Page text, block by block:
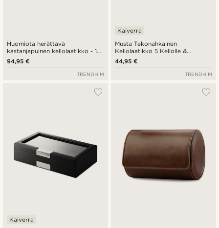
Huomiota herättävä
kastanjapuinen kellolaatikko - 18
kellolle
94,95 €
TRENDHIM
Musta Tekonahkainen
Kellolaatikko 5 Kellolle &
Korukotelo
Kaiverra
44,95 €
TRENDHIM
Kaiverra